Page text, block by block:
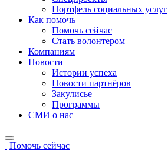
Портфель социальных услуг
Как помочь
Помочь сейчас
Стать волонтером
Компаниям
Новости
Истории успеха
Новости партнёров
Закулисье
Программы
СМИ о нас
Помочь сейчас